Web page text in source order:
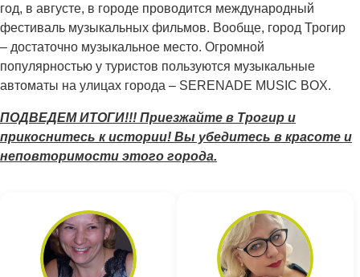
год, в августе, в городе проводится международный
фестиваль музыкальных фильмов. Вообще, город Трогир
– достаточно музыкальное место. Огромной
популярностью у туристов пользуются музыкальные
автоматы на улицах города – SERENADE MUSIC BOX.
ПОДВЕДЕМ ИТОГИ!!! Приезжайте в Трогир и
прикоснитесь к истории! Вы убедитесь в красоте и
неповторимости этого города.